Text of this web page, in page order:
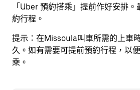
「Uber 預約搭乘」提前作好安排
約行程。
提示： 在Missoula叫車所需的上車
久。如有需要可提前預約行程，以
乘。